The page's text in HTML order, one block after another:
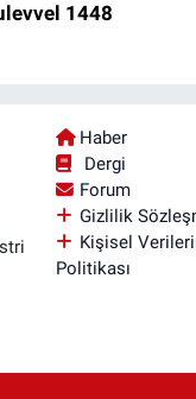
1448
Haber
Dergi
Forum
Gizlilik
Kişisel
Politikası